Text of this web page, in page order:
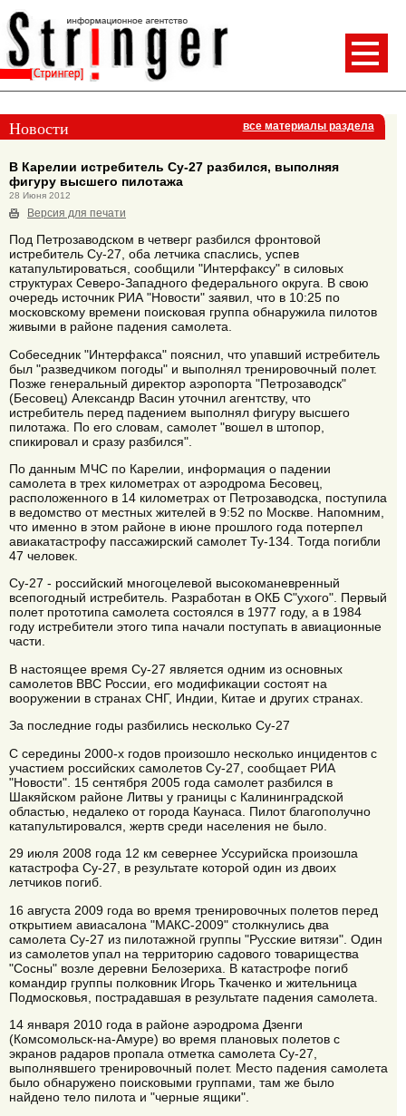
Новости все материалы раздела
В Карелии истребитель Су-27 разбился, выполняя
фигуру высшего пилотажа
28 Июня 2012
Версия для печати
Под Петрозаводском в четверг разбился фронтовой
истребитель Су-27, оба летчика спаслись, успев
катапультироваться, сообщили "Интерфаксу" в силовых
структурах Северо-Западного федерального округа. В свою
очередь источник РИА "Новости" заявил, что в 10:25 по
московскому времени поисковая группа обнаружила пилотов
живыми в районе падения самолета.
Собеседник "Интерфакса" пояснил, что упавший истребитель
был "разведчиком погоды" и выполнял тренировочный полет.
Позже генеральный директор аэропорта "Петрозаводск"
(Бесовец) Александр Васин уточнил агентству, что
истребитель перед падением выполнял фигуру высшего
пилотажа. По его словам, самолет "вошел в штопор,
спикировал и сразу разбился".
По данным МЧС по Карелии, информация о падении
самолета в трех километрах от аэродрома Бесовец,
расположенного в 14 километрах от Петрозаводска, поступила
в ведомство от местных жителей в 9:52 по Москве. Напомним,
что именно в этом районе в июне прошлого года потерпел
авиакатастрофу пассажирский самолет Ту-134. Тогда погибли
47 человек.
Су-27 - российский многоцелевой высокоманевренный
всепогодный истребитель. Разработан в ОКБ С"ухого". Первый
полет прототипа самолета состоялся в 1977 году, а в 1984
году истребители этого типа начали поступать в авиационные
части.
В настоящее время Су-27 является одним из основных
самолетов ВВС России, его модификации состоят на
вооружении в странах СНГ, Индии, Китае и других странах.
За последние годы разбились несколько Су-27
С середины 2000-х годов произошло несколько инцидентов с
участием российских самолетов Су-27, сообщает РИА
"Новости". 15 сентября 2005 года самолет разбился в
Шакяйском районе Литвы у границы с Калининградской
областью, недалеко от города Каунаса. Пилот благополучно
катапультировался, жертв среди населения не было.
29 июля 2008 года 12 км севернее Уссурийска произошла
катастрофа Су-27, в результате которой один из двоих
летчиков погиб.
16 августа 2009 года во время тренировочных полетов перед
открытием авиасалона "МАКС-2009" столкнулись два
самолета Су-27 из пилотажной группы "Русские витязи". Один
из самолетов упал на территорию садового товарищества
"Сосны" возле деревни Белозериха. В катастрофе погиб
командир группы полковник Игорь Ткаченко и жительница
Подмосковья, пострадавшая в результате падения самолета.
14 января 2010 года в районе аэродрома Дзенги
(Комсомольск-на-Амуре) во время плановых полетов с
экранов радаров пропала отметка самолета Су-27,
выполнявшего тренировочный полет. Место падения самолета
было обнаружено поисковыми группами, там же было
найдено тело пилота и "черные ящики".